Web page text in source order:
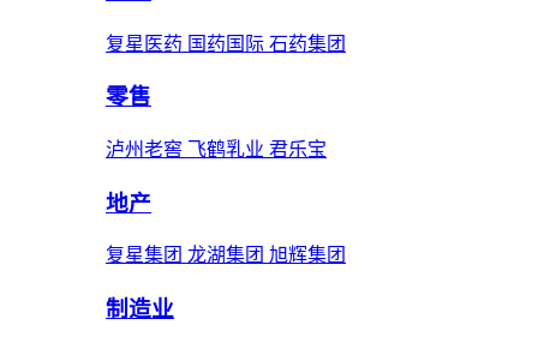
复星医药 国药国际 石药集团
零售
泸州老窖 飞鹤乳业 君乐宝
地产
复星集团 龙湖集团 旭辉集团
制造业